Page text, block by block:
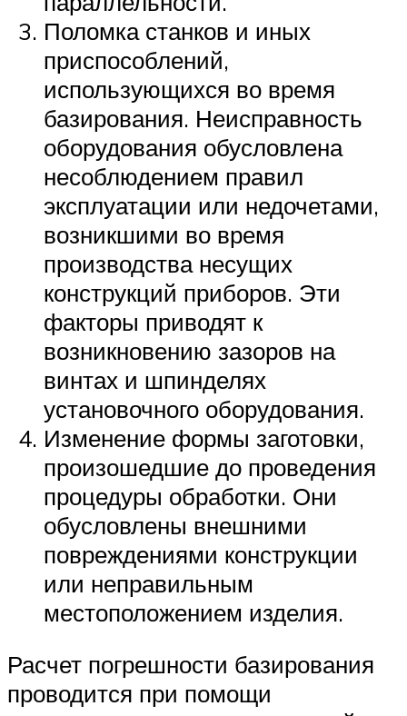
Поломка станков и иных
приспособлений,
использующихся во время
базирования. Неисправность
оборудования обусловлена
несоблюдением правил
эксплуатации или недочетами,
возникшими во время
производства несущих
конструкций приборов. Эти
факторы приводят к
возникновению зазоров на
винтах и шпинделях
установочного оборудования.
Изменение формы заготовки,
произошедшие до проведения
процедуры обработки. Они
обусловлены внешними
повреждениями конструкции
или неправильным
местоположением изделия.
Расчет погрешности базирования
проводится при помощи